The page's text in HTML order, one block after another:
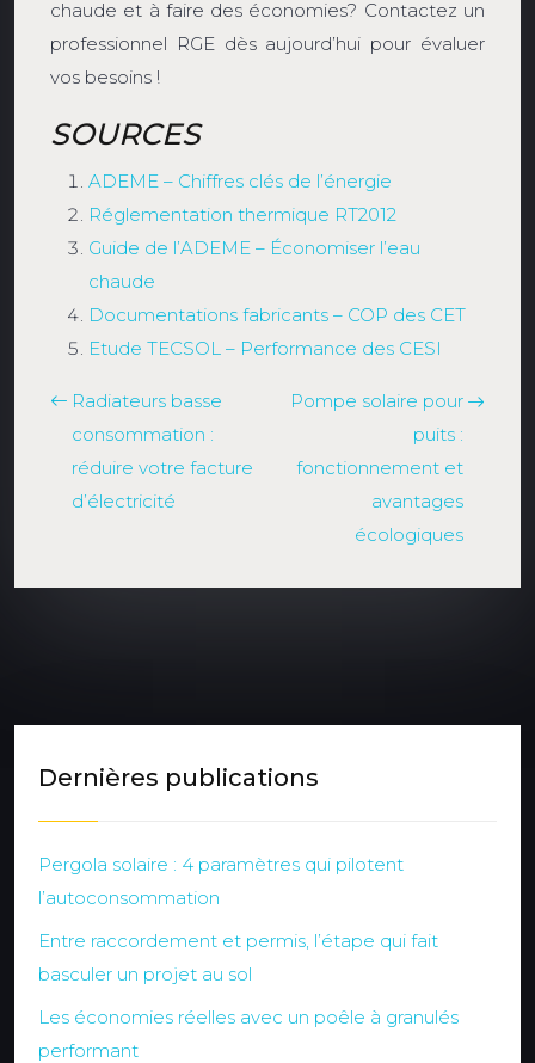
chaude et à faire des économies? Contactez un
professionnel RGE dès aujourd’hui pour évaluer
vos besoins !
SOURCES
ADEME – Chiffres clés de l’énergie
Réglementation thermique RT2012
Guide de l’ADEME – Économiser l’eau
chaude
Documentations fabricants – COP des CET
Etude TECSOL – Performance des CESI
Radiateurs basse
consommation :
réduire votre facture
d’électricité
Pompe solaire pour
puits :
fonctionnement et
avantages
écologiques
Dernières publications
Pergola solaire : 4 paramètres qui pilotent
l’autoconsommation
Entre raccordement et permis, l’étape qui fait
basculer un projet au sol
Les économies réelles avec un poêle à granulés
performant